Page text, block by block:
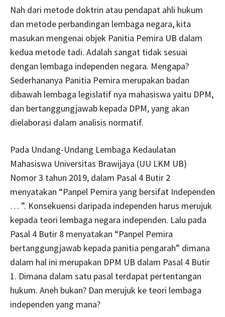
Nah dari metode doktrin atau pendapat ahli hukum
dan metode perbandingan lembaga negara, kita
masukan mengenai objek Panitia Pemira UB dalam
kedua metode tadi. Adalah sangat tidak sesuai
dengan lembaga independen negara. Mengapa?
Sederhananya Panitia Pemira merupakan badan
dibawah lembaga legislatif nya mahasiswa yaitu DPM,
dan bertanggungjawab kepada DPM, yang akan
dielaborasi dalam analisis normatif.
Pada Undang-Undang Lembaga Kedaulatan
Mahasiswa Universitas Brawijaya (UU LKM UB)
Nomor 3 tahun 2019, dalam Pasal 4 Butir 2
menyatakan “Panpel Pemira yang bersifat Independen
… ”. Konsekuensi daripada independen harus merujuk
kepada teori lembaga negara independen. Lalu pada
Pasal 4 Butir 8 menyatakan “Panpel Pemira
bertanggungjawab kepada panitia pengarah” dimana
dalam hal ini merupakan DPM UB dalam Pasal 4 Butir
1. Dimana dalam satu pasal terdapat pertentangan
hukum. Aneh bukan? Dan merujuk ke teori lembaga
independen yang mana?